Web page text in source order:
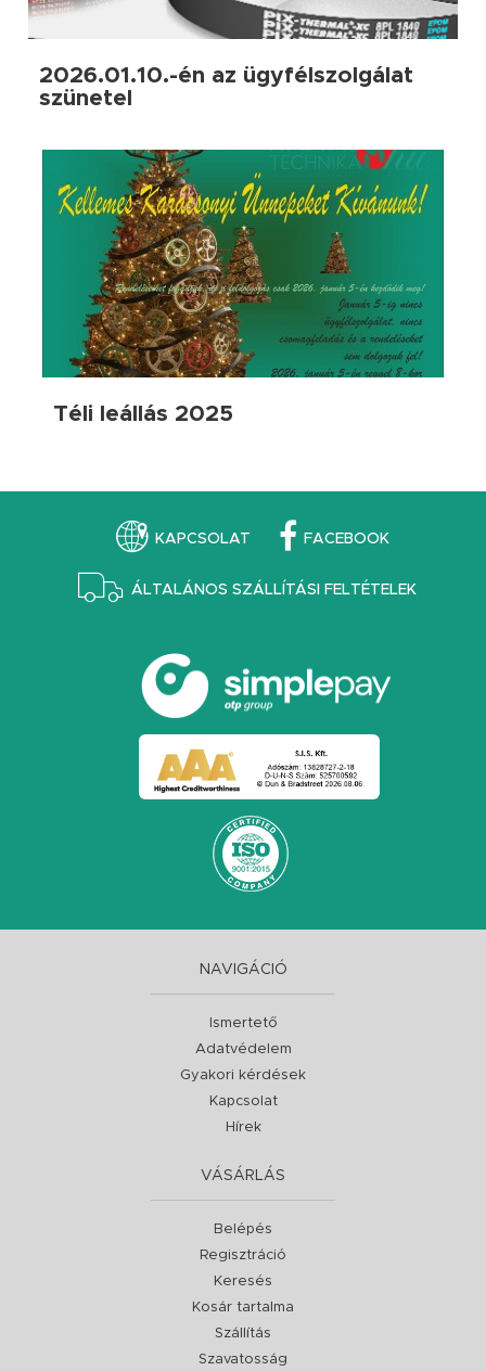
2026.01.10.-én az ügyfélszolgálat
szünetel
Téli leállás 2025
KAPCSOLAT FACEBOOK
ÁLTALÁNOS SZÁLLÍTÁSI FELTÉTELEK
NAVIGÁCIÓ
Ismertető
Adatvédelem
Gyakori kérdések
Kapcsolat
Hírek
VÁSÁRLÁS
Belépés
Regisztráció
Keresés
Kosár tartalma
Szállítás
Szavatosság